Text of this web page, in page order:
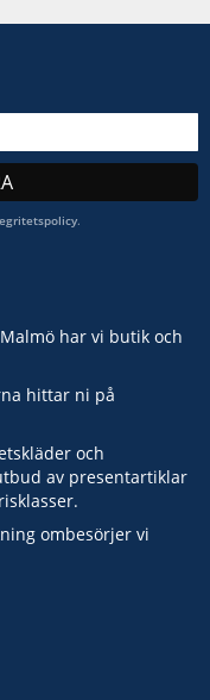
.
har vi butik och
hittar ni på
och
av presentartiklar
ombesörjer vi